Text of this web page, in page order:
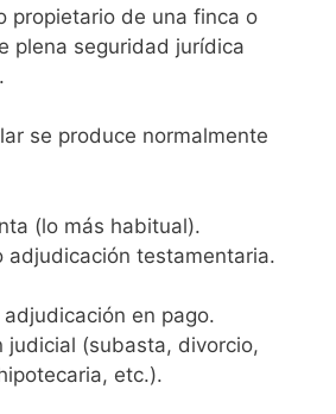
propietario de una finca o
plena seguridad jurídica
se produce normalmente
(lo más habitual).
adjudicación testamentaria.
en pago.
judicial (subasta, divorcio,
etc.).